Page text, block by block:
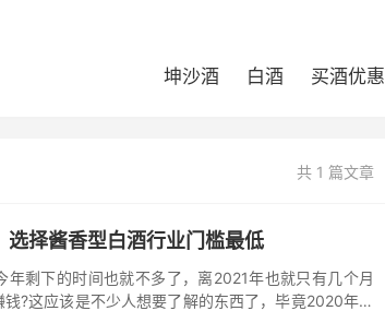
坤沙酒 白酒 买酒优惠
共 1 篇文章
择酱香型白酒行业门槛最低
年剩下的时间也就不多了，离2021年也就只有几个月
?这应该是不少人想要了解的东西了，毕竟2020年遭